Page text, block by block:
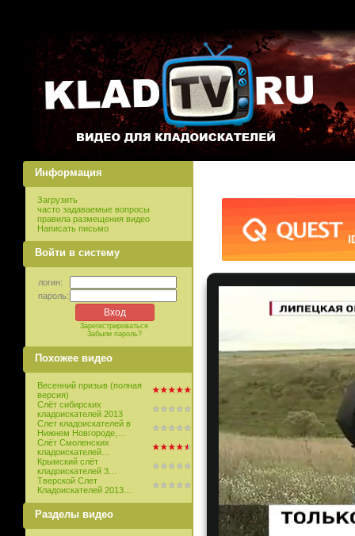
Информация
Загрузить
часто задаваемые вопросы
правила размещения видео
Написать письмо
Войти в систему
логин:
пароль:
Зарегистрироваться
Забыли пароль?
Похожее видео
Весенний призыв (полная
версия)
Слёт сибирских
кладоискателей 2013
Слет кладоискателей в
Нижнем Новгороде,…
Слёт Смоленских
кладоискателей…
Крымский слёт
кладоискателей 3…
Тверской Слет
Кладоискателей 2013…
Разделы видео